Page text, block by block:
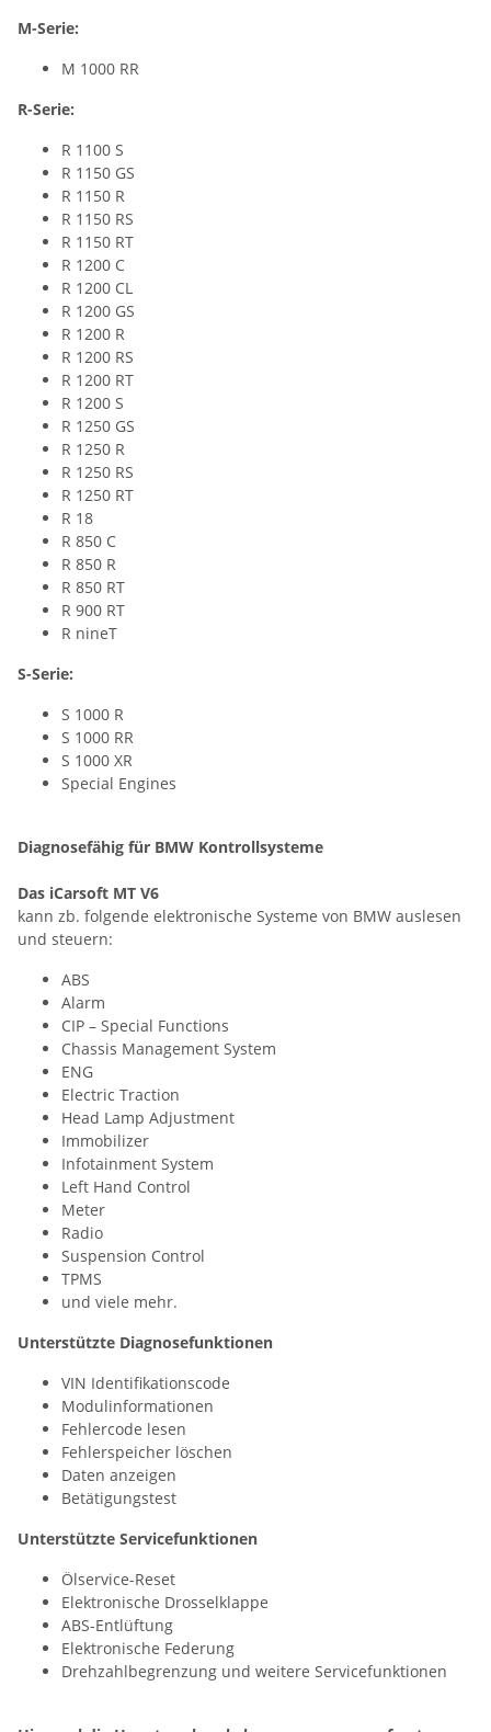
M-Serie:
M 1000 RR
R-Serie:
R 1100 S
R 1150 GS
R 1150 R
R 1150 RS
R 1150 RT
R 1200 C
R 1200 CL
R 1200 GS
R 1200 R
R 1200 RS
R 1200 RT
R 1200 S
R 1250 GS
R 1250 R
R 1250 RS
R 1250 RT
R 18
R 850 C
R 850 R
R 850 RT
R 900 RT
R nineT
S-Serie:
S 1000 R
S 1000 RR
S 1000 XR
Special Engines
Diagnosefähig für BMW Kontrollsysteme
Das iCarsoft MT V6
kann zb. folgende elektronische Systeme von BMW auslesen
und steuern:
ABS
Alarm
CIP – Special Functions
Chassis Management System
ENG
Electric Traction
Head Lamp Adjustment
Immobilizer
Infotainment System
Left Hand Control
Meter
Radio
Suspension Control
TPMS
und viele mehr.
Unterstützte Diagnosefunktionen
VIN Identifikationscode
Modulinformationen
Fehlercode lesen
Fehlerspeicher löschen
Daten anzeigen
Betätigungstest
Unterstützte Servicefunktionen
Ölservice-Reset
Elektronische Drosselklappe
ABS-Entlüftung
Elektronische Federung
Drehzahlbegrenzung und weitere Servicefunktionen